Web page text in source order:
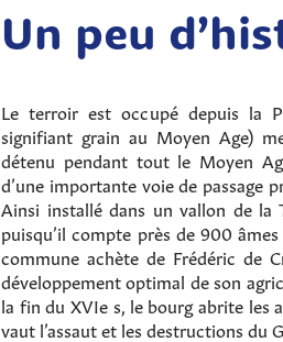
Un peu
Le terroir est occupé depuis la
signifiant grain au Moyen Age)
détenu pendant tout le Moyen
d’une importante voie de passage
Ainsi installé dans un vallon de la
puisqu’il compte près de 900
commune achète de Frédéric de
développement optimal de son
la fin du XVIe s, le bourg abrite les
vaut l’assaut et les destructions du